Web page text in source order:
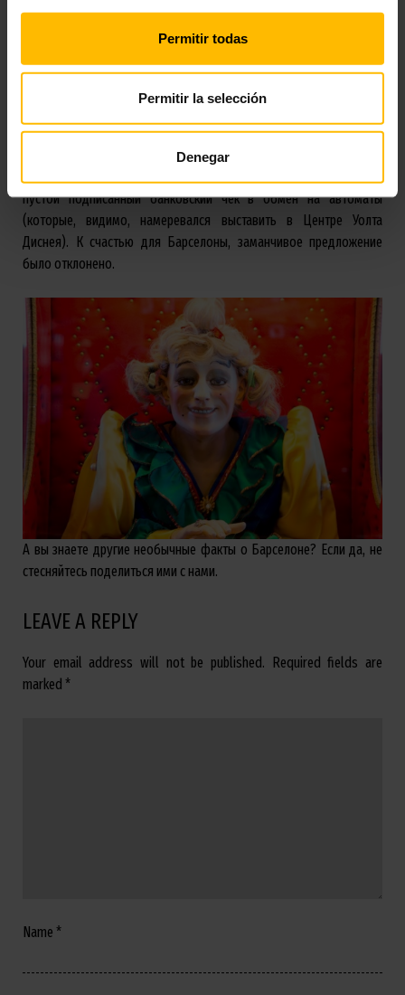
Permitir todas
Permitir la selección
Denegar
Уолт Дисней хотел купить все экспонаты одного из
музеев Барселоны
расположенном в парке развлечений Тибидабо. Говорят, что его
коллекция из 40 автоматов конца XIX и первой половины XX века
очаровала Диснея, который предложил ответственным лицам
пустой подписанный банковский чек в обмен на автоматы
(которые, видимо, намеревался выставить в Центре Уолта
Диснея). К счастью для Барселоны, заманчивое предложение
было отклонено.
А вы знаете другие необычные факты о Барселоне? Если да, не
стесняйтесь поделиться ими с нами.
LEAVE A REPLY
Your email address will not be published. Required fields are
marked *
Name *